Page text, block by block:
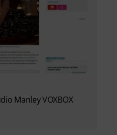
Manley VOXBOX